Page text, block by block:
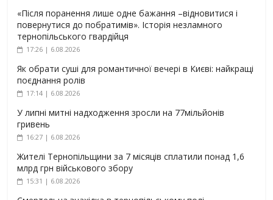
«Після поранення лише одне бажання –відновитися і
повернутися до побратимів». Історія незламного
тернопільського гвардійця
17:26 | 6.08.2026
Як обрати суші для романтичної вечері в Києві: найкращі
поєднання ролів
17:14 | 6.08.2026
У липні митні надходження зросли на 77мільйонів
гривень
16:27 | 6.08.2026
Жителі Тернопільщини за 7 місяців сплатили понад 1,6
млрд грн військового збору
15:31 | 6.08.2026